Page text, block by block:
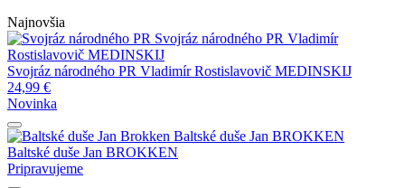
Najnovšia
Svojráz národného PR Vladimír
Rostislavovič MEDINSKIJ
Svojráz národného PR Vladimír Rostislavovič MEDINSKIJ
24,99 €
Novinka
Baltské duše Jan BROKKEN
Baltské duše Jan BROKKEN
Pripravujeme